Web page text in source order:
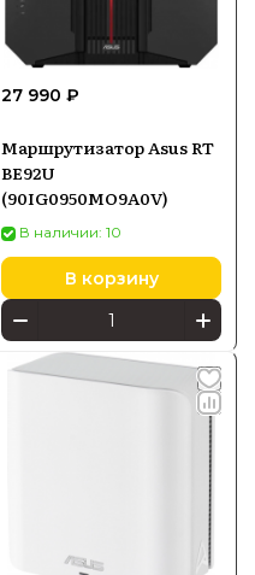
27 990 ₽
Маршрутизатор Asus RT
BE92U
(90IG0950MO9A0V)
В наличии: 10
В корзину